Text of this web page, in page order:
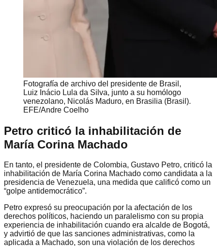
Fotografía de archivo del presidente de Brasil,
Luiz Inácio Lula da Silva, junto a su homólogo
venezolano, Nicolás Maduro, en Brasilia (Brasil).
EFE/Andre Coelho
Petro criticó la inhabilitación de
María Corina Machado
En tanto, el presidente de Colombia, Gustavo Petro, criticó la
inhabilitación de María Corina Machado como candidata a la
presidencia de Venezuela, una medida que calificó como un
“golpe antidemocrático”.
Petro expresó su preocupación por la afectación de los
derechos políticos, haciendo un paralelismo con su propia
experiencia de inhabilitación cuando era alcalde de Bogotá,
y advirtió de que las sanciones administrativas, como la
aplicada a Machado, son una violación de los derechos